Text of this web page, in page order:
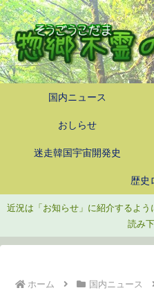
国内ニュース
おしらせ
迷走韓国宇宙開発史
歴史
近況は「お知らせ」に紹介するよ
読み
ホーム 国内ニュース